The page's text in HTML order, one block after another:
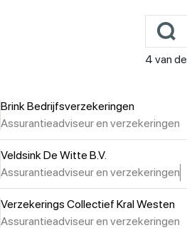
4 van de
Brink Bedrijfsverzekeringen
Assurantieadviseur en verzekeringen
Veldsink De Witte B.V.
Assurantieadviseur en verzekeringen
Verzekerings Collectief Kral Westen
Assurantieadviseur en verzekeringen